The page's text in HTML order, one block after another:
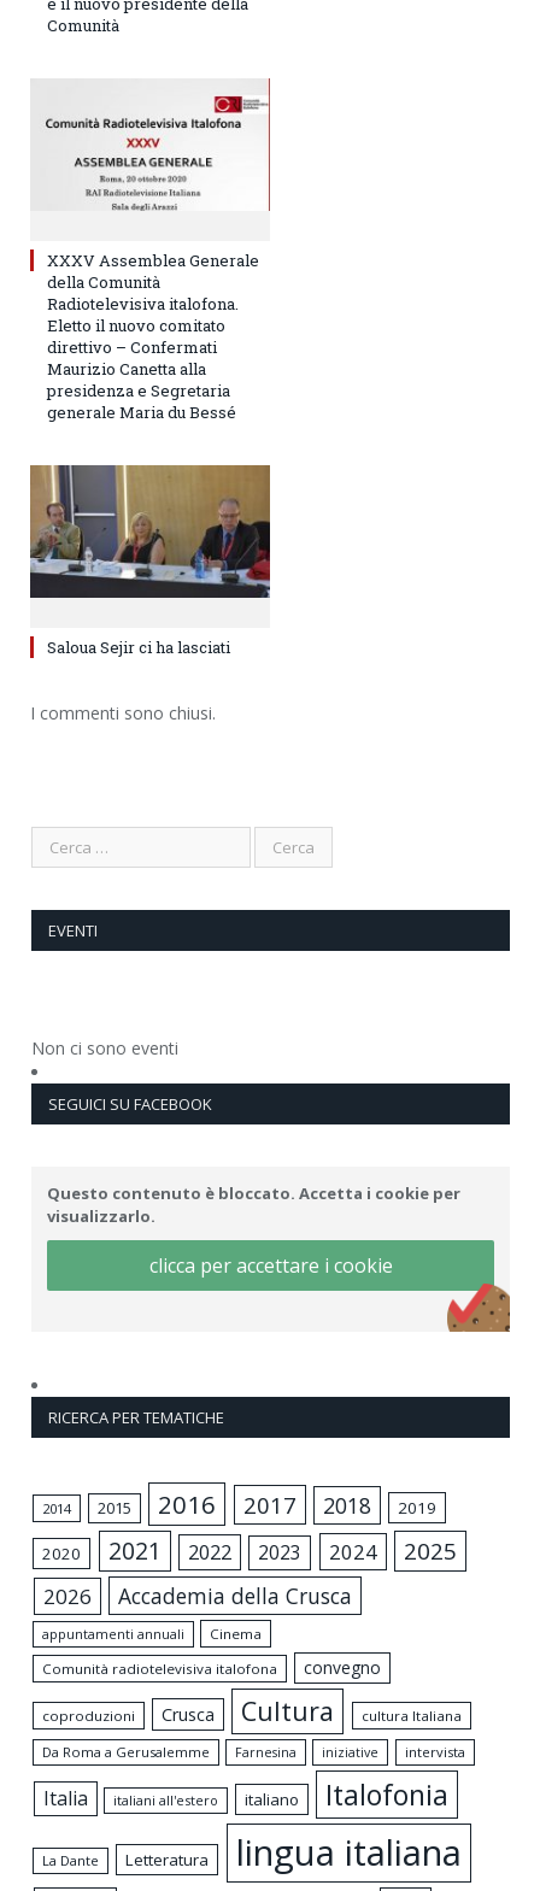
Comunità
XXXV Assemblea Generale
della Comunità
Radiotelevisiva italofona.
Eletto il nuovo comitato
direttivo – Confermati
Maurizio Canetta alla
presidenza e Segretaria
generale Maria du Bessé
Saloua Sejir ci ha lasciati
I commenti sono chiusi.
EVENTI
Non ci sono eventi
SEGUICI SU FACEBOOK
Questo contenuto è bloccato. Accetta i cookie per
visualizzarlo.
clicca per accettare i cookie
RICERCA PER TEMATICHE
2014 2015 2016 2017 2018 2019
2020 2021 2022 2023 2024 2025
2026 Accademia della Crusca
appuntamenti annuali
Cinema
Comunità radiotelevisiva italofona
convegno
coproduzioni Crusca Cultura
cultura Italiana
Da Roma a Gerusalemme
Farnesina iniziative intervista
Italia italiani all'estero italiano Italofonia
La Dante Letteratura lingua italiana